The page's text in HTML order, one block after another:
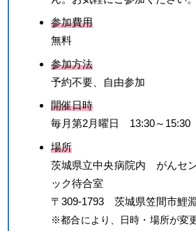
参加費用
無料
参加方法
予約不要、自由参加
開催日時
毎月第2月曜日 13:30～15:30
場所
茨城県立中央病院内 がんセ
ック待合室
〒309-1793 茨城県笠間市鯉
※都合により、日時・場所が変